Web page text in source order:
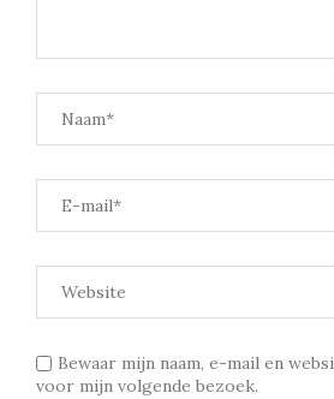
Bewaar mijn naam, e-mail en
voor mijn volgende bezoek.